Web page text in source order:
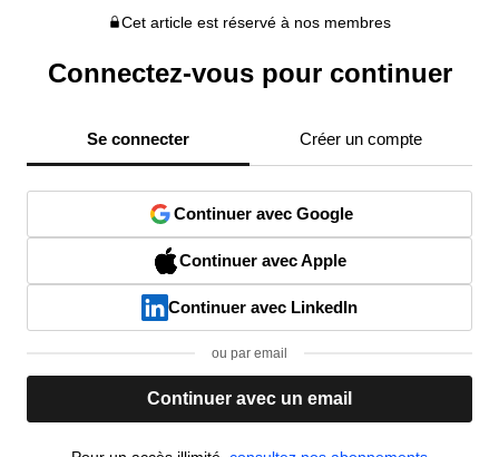
Cet article est réservé à nos membres
Connectez-vous pour continuer
Se connecter Créer un compte
Continuer avec Google
Continuer avec Apple
Continuer avec LinkedIn
ou par email
Continuer avec un email